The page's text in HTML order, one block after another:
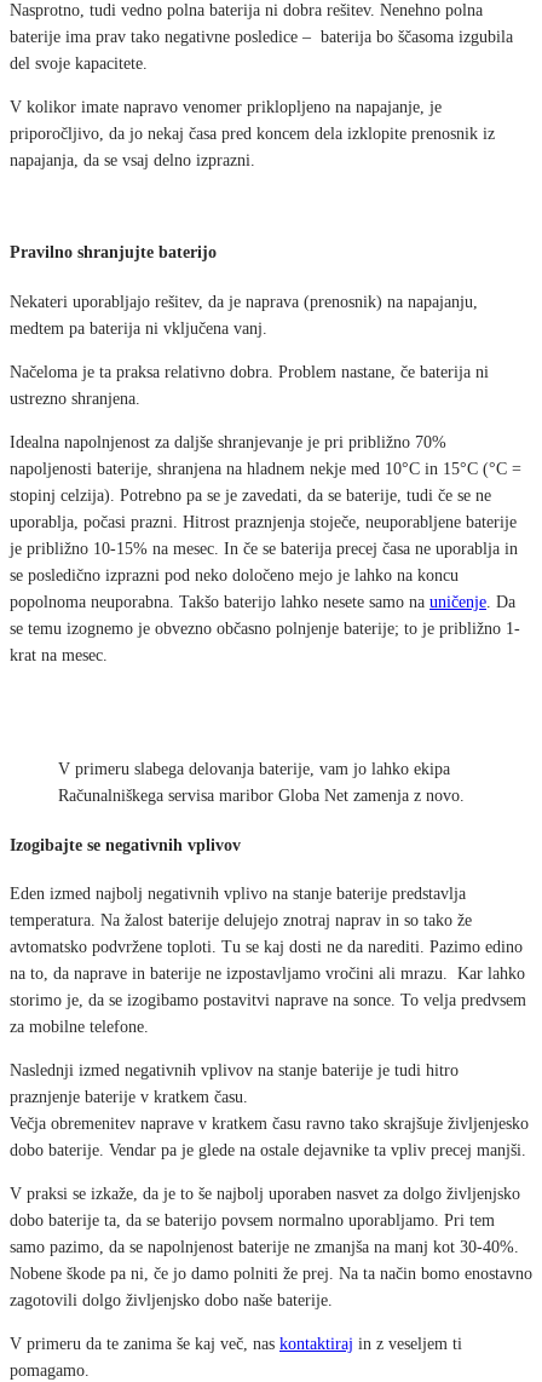
Nasprotno, tudi vedno polna baterija ni dobra rešitev. Nenehno polna
baterije ima prav tako negativne posledice – baterija bo ščasoma izgubila
del svoje kapacitete.
V kolikor imate napravo venomer priklopljeno na napajanje, je
priporočljivo, da jo nekaj časa pred koncem dela izklopite prenosnik iz
napajanja, da se vsaj delno izprazni.
Pravilno shranjujte baterijo
Nekateri uporabljajo rešitev, da je naprava (prenosnik) na napajanju,
medtem pa baterija ni vključena vanj.
Načeloma je ta praksa relativno dobra. Problem nastane, če baterija ni
ustrezno shranjena.
Idealna napolnjenost za daljše shranjevanje je pri približno 70%
napoljenosti baterije, shranjena na hladnem nekje med 10°C in 15°C (°C =
stopinj celzija). Potrebno pa se je zavedati, da se baterije, tudi če se ne
uporablja, počasi prazni. Hitrost praznjenja stoječe, neuporabljene baterije
je približno 10-15% na mesec. In če se baterija precej časa ne uporablja in
se posledično izprazni pod neko določeno mejo je lahko na koncu
popolnoma neuporabna. Takšo baterijo lahko nesete samo na uničenje. Da
se temu izognemo je obvezno občasno polnjenje baterije; to je približno 1-
krat na mesec.
V primeru slabega delovanja baterije, vam jo lahko ekipa
Računalniškega servisa maribor Globa Net zamenja z novo.
Izogibajte se negativnih vplivov
Eden izmed najbolj negativnih vplivo na stanje baterije predstavlja
temperatura. Na žalost baterije delujejo znotraj naprav in so tako že
avtomatsko podvržene toploti. Tu se kaj dosti ne da narediti. Pazimo edino
na to, da naprave in baterije ne izpostavljamo vročini ali mrazu. Kar lahko
storimo je, da se izogibamo postavitvi naprave na sonce. To velja predvsem
za mobilne telefone.
Naslednji izmed negativnih vplivov na stanje baterije je tudi hitro
praznjenje baterije v kratkem času.
Večja obremenitev naprave v kratkem času ravno tako skrajšuje življenjesko
dobo baterije. Vendar pa je glede na ostale dejavnike ta vpliv precej manjši.
V praksi se izkaže, da je to še najbolj uporaben nasvet za dolgo življenjsko
dobo baterije ta, da se baterijo povsem normalno uporabljamo. Pri tem
samo pazimo, da se napolnjenost baterije ne zmanjša na manj kot 30-40%.
Nobene škode pa ni, če jo damo polniti že prej. Na ta način bomo enostavno
zagotovili dolgo življenjsko dobo naše baterije.
V primeru da te zanima še kaj več, nas kontaktiraj in z veseljem ti
pomagamo.